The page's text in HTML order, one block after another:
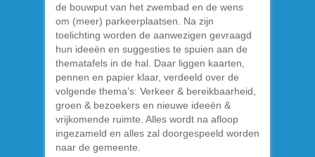
de bouwput van het zwembad en de wens
om (meer) parkeerplaatsen. Na zijn
toelichting worden de aanwezigen gevraagd
hun ideeën en suggesties te spuien aan de
thematafels in de hal. Daar liggen kaarten,
pennen en papier klaar, verdeeld over de
volgende thema’s: Verkeer & bereikbaarheid,
groen & bezoekers en nieuwe ideeën &
vrijkomende ruimte. Alles wordt na afloop
ingezameld en alles zal doorgespeeld worden
naar de gemeente.